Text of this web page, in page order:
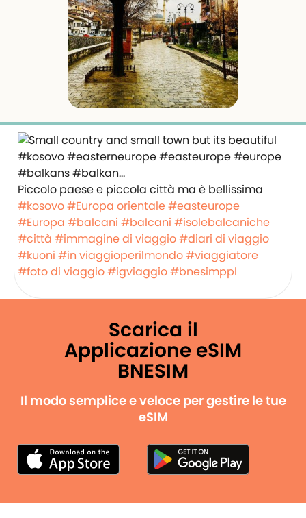
Piccolo paese e piccola città ma è bellissima
#kosovo#Europa orientale#easteurope
#Europa #balcani #balcani #isolebalcaniche
#città #immagine di viaggio#diari di viaggio
#kuoni #in viaggioperilmondo#viaggiatore
#foto di viaggio#igviaggio#bnesimppl
Scarica il
Applicazione eSIM
BNESIM
Il modo semplice e veloce per gestire le tue
eSIM